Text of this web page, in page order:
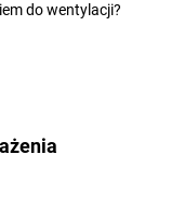
do wentylacji?